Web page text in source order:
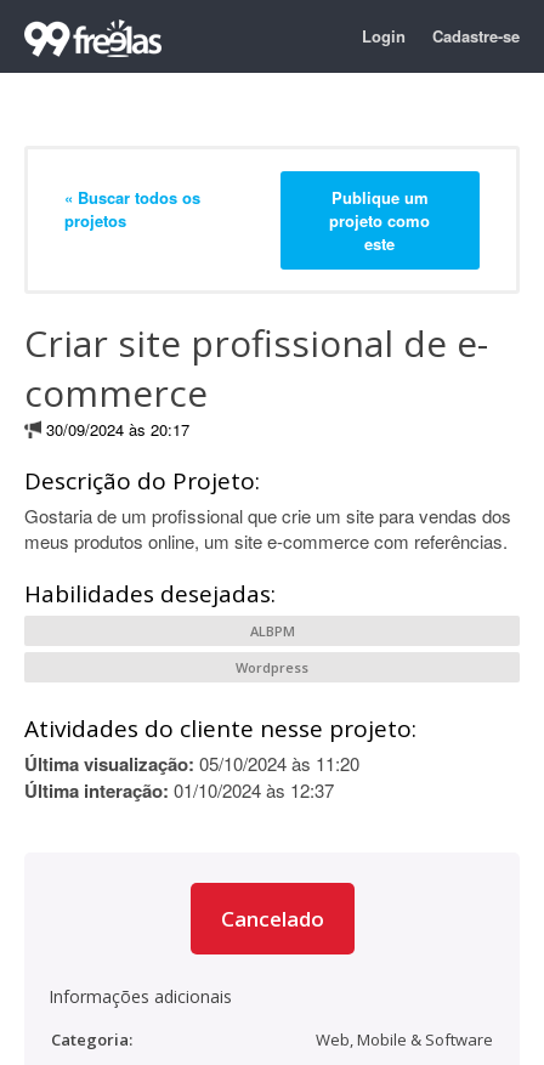
Login Cadastre-se
« Buscar todos os
projetos
Publique um
projeto como
este
Criar site profissional de e-
commerce
30/09/2024 às 20:17
Descrição do Projeto:
Gostaria de um profissional que crie um site para vendas dos
meus produtos online, um site e-commerce com referências.
Habilidades desejadas:
ALBPM
Wordpress
Atividades do cliente nesse projeto:
Última visualização: 05/10/2024 às 11:20
Última interação: 01/10/2024 às 12:37
Cancelado
Informações adicionais
Categoria:
Web, Mobile & Software